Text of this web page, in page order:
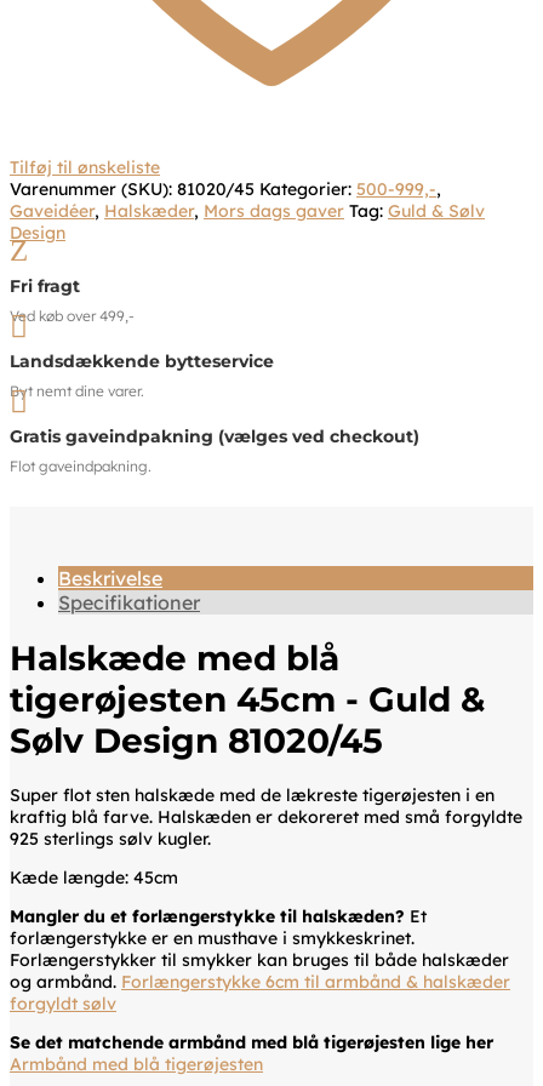
Tilføj til ønskeliste
Varenummer (SKU): 81020/45 Kategorier: 500-999,-,
Gaveidéer, Halskæder, Mors dags gaver Tag: Guld & Sølv
Design
Z
Fri fragt
Ved køb over 499,-

Landsdækkende bytteservice
Byt nemt dine varer.

Gratis gaveindpakning (vælges ved checkout)
Flot gaveindpakning.
Beskrivelse
Specifikationer
Halskæde med blå
tigerøjesten 45cm - Guld &
Sølv Design 81020/45
Super flot sten halskæde med de lækreste tigerøjesten i en
kraftig blå farve. Halskæden er dekoreret med små forgyldte
925 sterlings sølv kugler.
Kæde længde: 45cm
Mangler du et forlængerstykke til halskæden? Et
forlængerstykke er en musthave i smykkeskrinet.
Forlængerstykker til smykker kan bruges til både halskæder
og armbånd. Forlængerstykke 6cm til armbånd & halskæder
forgyldt sølv
Se det matchende armbånd med blå tigerøjesten lige her
Armbånd med blå tigerøjesten